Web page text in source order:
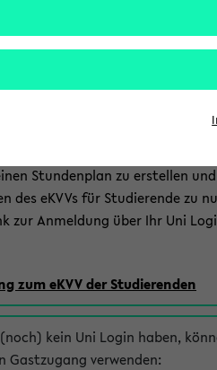
am
Möglichkeiten zur
Stundenplan zu erstellen
des eKVVs für Studierende zu
zur Anmeldung über Ihr Uni
zum eKVV der Studierenden
kein Uni Login haben,
Gastzugang verwenden: